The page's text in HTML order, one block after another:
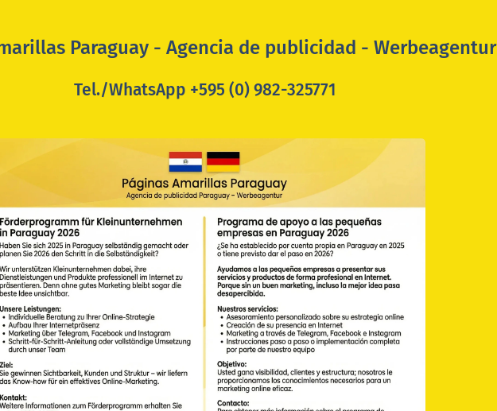
Paraguay - Agencia de publicidad - Werbeagentur
Tel./WhatsApp +595 (0) 982-325771